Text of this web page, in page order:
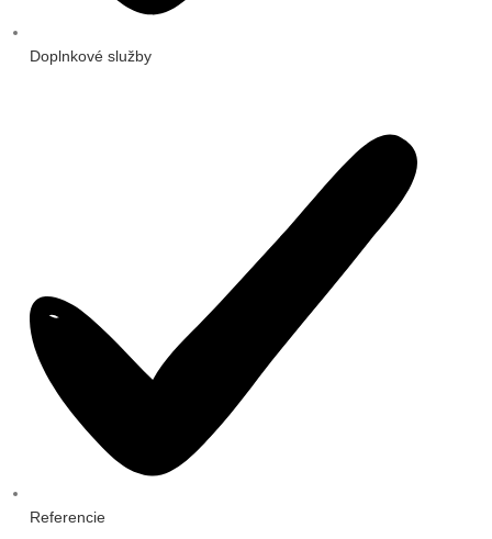
Doplnkové služby
Referencie